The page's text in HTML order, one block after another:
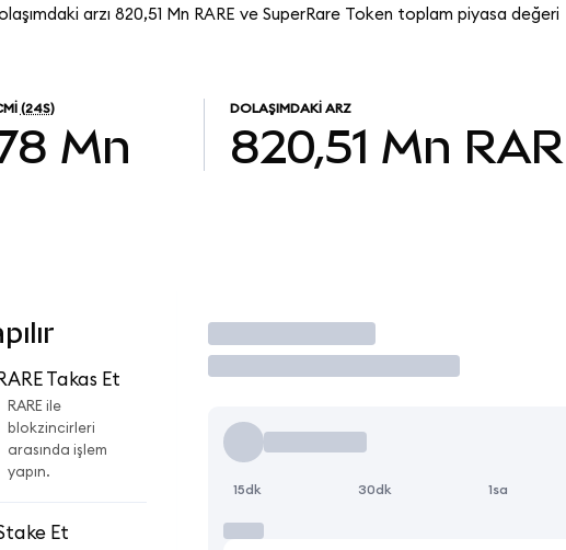
arzı 820,51 Mn RARE ve SuperRare Token toplam piyasa değeri
(24S)
Mn
DOLAŞIMDAKI ARZ
820,51 Mn
RARE Takas Et
RARE ile
blokzincirleri
arasında işlem
yapın.
Et
İşlem Yap
15dk 30dk 1sa